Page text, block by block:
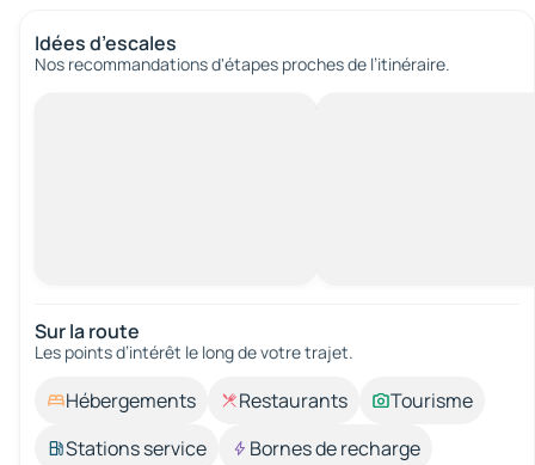
Idées d’escales
Nos recommandations d'étapes proches de l’itinéraire.
Sur la route
Les points d’intérêt le long de votre trajet.
Hébergements Restaurants
Tourisme
Stations service
Bornes de recharge